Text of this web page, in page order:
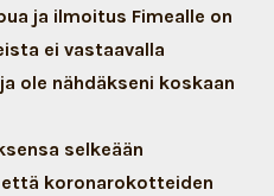
ja ilmoitus Fimealle on
ei vastaavalla
ole nähdäkseni koskaan
selkeään
koronarokotteiden